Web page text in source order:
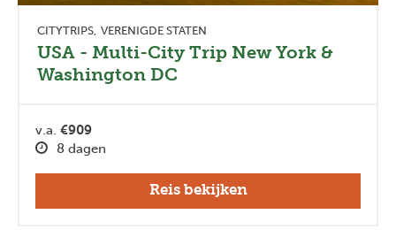
CITYTRIPS VERENIGDE STATEN
USA - Multi-City Trip New York &
Washington DC
v.a. €909
8 dagen
Reis bekijken